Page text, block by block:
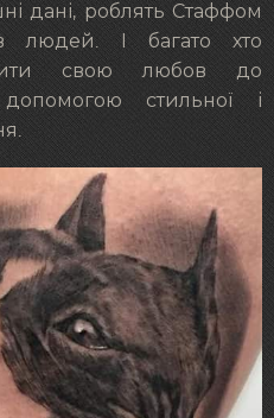
дані, роблять Стаффом
людей. І багато хто
свою любов до
стильної і